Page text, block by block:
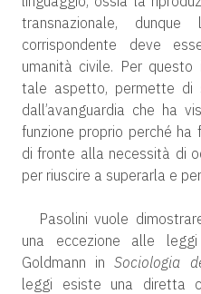
transnazionale,
corrispondente deve
umanità civile. Per
tale aspetto, permette di
dall’avanguardia che ha
funzione proprio perché ha
di fronte alla necessità di
per riuscire a superarla e
Pasolini vuole
una eccezione alle
Goldmann inSociologia
leggi esiste una diretta